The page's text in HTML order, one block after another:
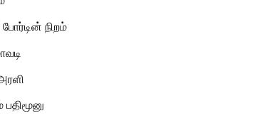
போர்டின் நிறம்